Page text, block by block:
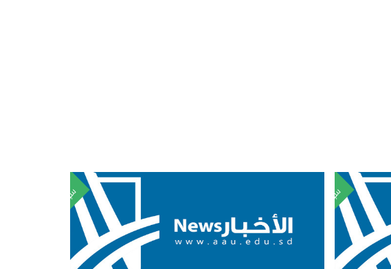
سبتمبر سبتمبر